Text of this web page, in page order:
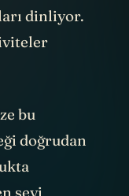
dinliyor.
bu
doğrudan